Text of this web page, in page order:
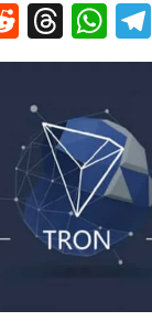
R
e
di
t
T
hr
a
d
s
W
h
s
A
p
p